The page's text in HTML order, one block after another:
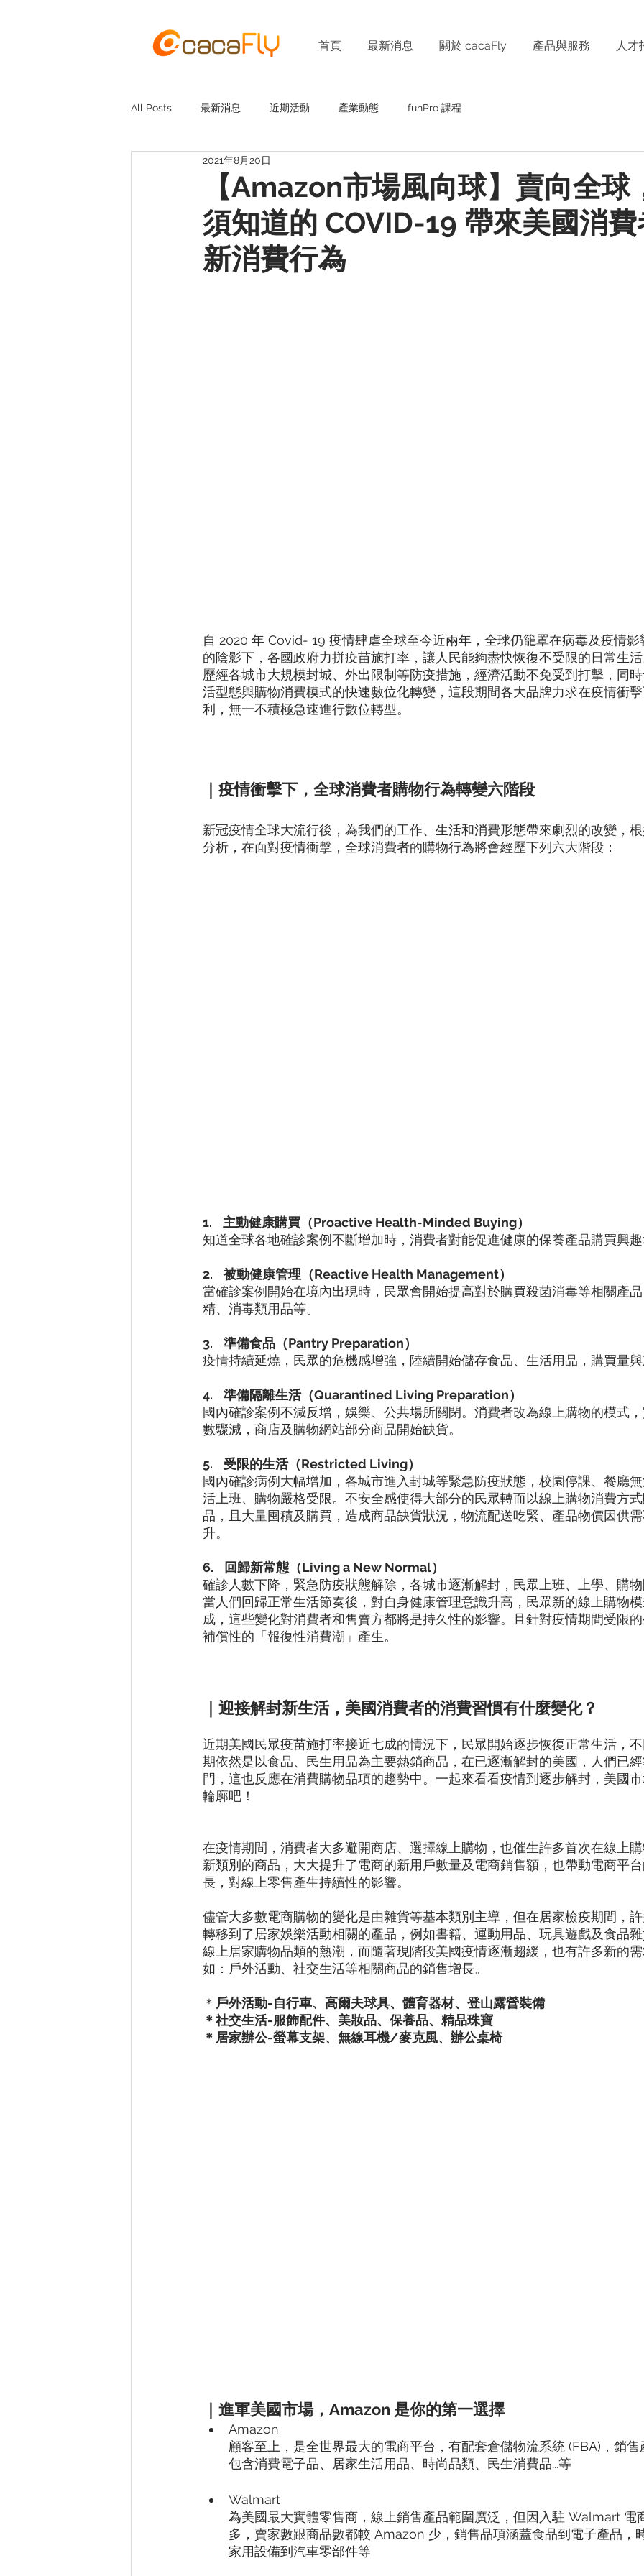
首頁 最新消息 關於 cacaFly 產品與服務 人才
All Posts 最新消息 近期活動 產業動態 funPro 課程
【Amazon市場風向球】賣向全球
須知道的 COVID-19 帶來美國消
新消費行為
2021年8月20日
自 2020 年 Covid- 19 疫情肆虐全球至今近兩年，全球仍籠罩在病毒及疫情
的陰影下，各國政府力拼疫苗施打率，讓人民能夠盡快恢復不受限的日常生
歷經各城市大規模封城、外出限制等防疫措施，經濟活動不免受到打擊，同
活型態與購物消費模式的快速數位化轉變，這段期間各大品牌力求在疫情衝
利，無一不積極急速進行數位轉型。
｜疫情衝擊下，全球消費者購物行為轉變六階段
新冠疫情全球大流行後，為我們的工作、生活和消費形態帶來劇烈的改變，
分析，在面對疫情衝擊，全球消費者的購物行為將會經歷下列六大階段：
1.
主動健康購買（Proactive Health-Minded Buying）
知道全球各地確診案例不斷增加時，消費者對能促進健康的保養產品購買興
2.
被動健康管理（Reactive Health Management）
當確診案例開始在境內出現時，民眾會開始提高對於購買殺菌消毒等相關產
精、消毒類用品等。
3.
準備食品（Pantry Preparation）
疫情持續延燒，民眾的危機感增強，陸續開始儲存食品、生活用品，購買量
4.
準備隔離生活（Quarantined Living Preparation）
國內確診案例不減反增，娛樂、公共場所關閉。消費者改為線上購物的模式
數驟減，商店及購物網站部分商品開始缺貨。
5.
受限的生活（Restricted Living）
國內確診病例大幅增加，各城市進入封城等緊急防疫狀態，校園停課、餐廳
活上班、購物嚴格受限。不安全感使得大部分的民眾轉而以線上購物消費方
品，且大量囤積及購買，造成商品缺貨狀況，物流配送吃緊、產品物價因供
升。
6.
回歸新常態（Living a New Normal）
確診人數下降，緊急防疫狀態解除，各城市逐漸解封，民眾上班、上學、購
當人們回歸正常生活節奏後，對自身健康管理意識升高，民眾新的線上購物
成，這些變化對消費者和售賣方都將是持久性的影響。且針對疫情期間受限
補償性的「報復性消費潮」產生。
｜ 迎接解封新生活，美國消費者的消費習慣有什麼變化？
近期美國民眾疫苗施打率接近七成的情況下，民眾開始逐步恢復正常生活，
期依然是以食品、民生用品為主要熱銷商品，在已逐漸解封的美國，人們已
門，這也反應在消費購物品項的趨勢中。一起來看看疫情到逐步解封，美國
輪廓吧！
在疫情期間，消費者大多避開商店、選擇線上購物，也催生許多首次在線上
新類別的商品，大大提升了電商的新用戶數量及電商銷售額，也帶動電商平
長，對線上零售產生持續性的影響。
儘管大多數電商購物的變化是由雜貨等基本類別主導，但在居家檢疫期間，
轉移到了居家娛樂活動相關的產品，例如書籍、運動用品、玩具遊戲及食品
線上居家購物品類的熱潮，而隨著現階段美國疫情逐漸趨緩，也有許多新的
如：戶外活動、社交生活等相關商品的銷售增長。
＊ 戶外活動-自行車、高爾夫球具、體育器材、登山露營裝備
＊社交生活-服飾配件、美妝品、保養品、精品珠寶
＊居家辦公-螢幕支架、無線耳機/麥克風、辦公桌椅
｜進軍美國市場，Amazon 是你的第一選擇
Amazon
顧客至上，是全世界最大的電商平台，有配套倉儲物流系統 (FBA)，銷
包含消費電子品、居家生活用品、時尚品類、民生消費品...等
Walmart
為美國最大實體零售商，線上銷售產品範圍廣泛，但因入駐 Walmart 電
多，賣家數跟商品數都較 Amazon 少，銷售品項涵蓋食品到電子產品，
家用設備到汽車零部件等